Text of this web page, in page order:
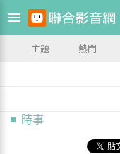
主題 熱門
時事